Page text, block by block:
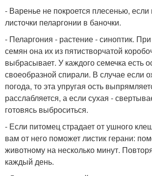
- Варенье не покроется плесенью,
листочки пеларгонии в баночки.
- Пеларгония - растение - синоптик.
семян она их из пятистворчатой
выбрасывает. У каждого семечка есть
своеобразной спирали. В случае если
погода, то эта упругая ость
расслабляется, а если сухая -
готовясь выброситься.
- Если питомец страдает от ушного
вам от него поможет листик герани:
животному на несколько минут.
каждый день.